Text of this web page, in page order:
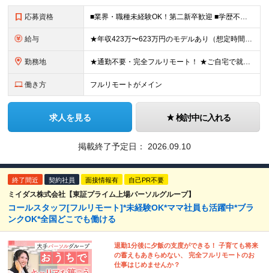
応募資格 ■業界・職種未経験OK！第二新卒歓迎 ■学歴不問 ■営業や販売サービス業・カスタマーサポートなど、顧客折衝経験をお持ちの方 ＜契約更新あり＞ 初回2ヵ月、2回目3ヵ月、3回目以降6ヵ月 ※目標の達
給与 ★年収423万〜623万円のモデルあり（想定時間外手当10時間分含む） ★半年に一度ドカンと支給のボーナスあり（半年に1度最大150万円） 月給25万円〜＋各種手当＋インセンティブ ＊リモートワーク
勤務地 ★通勤不要・完全フルリモート！ ★ご自宅で就業いただきます ……………………………………… 東京都品川区北品川5-1-18 住友不動産大崎ツインビル東館 ┗JR山手線・埼京線・湘南新宿ライン・りんかい
働き方 フルリモートがメイン
求人を見る 検討中に入れる
掲載終了予定日： 2026.09.10
終了間近 契約社員 面接情報有 自己PR不要
ミイダス株式会社【東証プライム上場パーソルグループ】
コールスタッフ[フルリモート]*未経験OK*ママ社員も活躍中*ブラ
ンクOK*全国どこでも働ける
退勤1分後に夕飯の支度ができる！ 子育ても将来
の蓄えもあきらめない、 完全フルリモートのお
仕事はじめませんか？